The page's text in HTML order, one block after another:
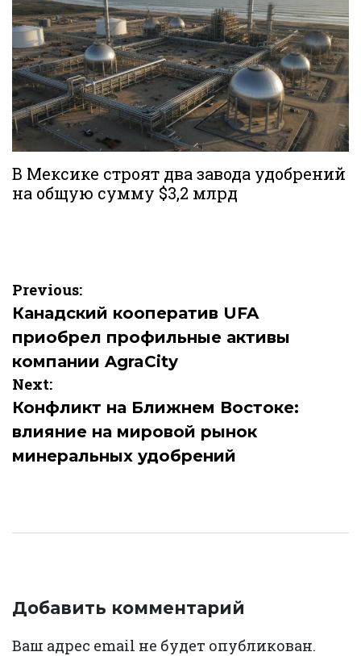
В Мексике строят два завода удобрений
на общую сумму $3,2 млрд
Навигация
по
записям
Previous:
Канадский кооператив UFA
приобрел профильные активы
компании AgraCity
Next:
Конфликт на Ближнем Востоке:
влияние на мировой рынок
минеральных удобрений
Добавить комментарий
Ваш адрес email не будет опубликован.